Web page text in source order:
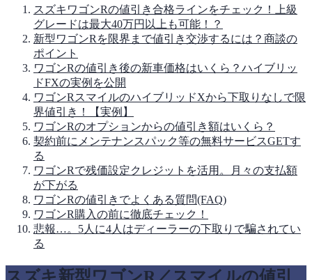
スズキワゴンRの値引き合格ラインをチェック！上級
グレードは最大40万円以上も可能！？
新型ワゴンRを限界まで値引き交渉するには？商談の
ポイント
ワゴンRの値引き後の新車価格はいくら？ハイブリッ
ドFXの実例を公開
ワゴンRスマイルのハイブリッドXから下取りなしで限
界値引き！【実例】
ワゴンRのオプションからの値引き額はいくら？
契約前にメンテナンスパック等の無料サービスGETす
る
ワゴンRで残価設定クレジットを活用。月々の支払額
が下がる
ワゴンRの値引きでよくある質問(FAQ)
ワゴンR購入の前に徹底チェック！
悲報…。5人に4人はディーラーの下取りで騙されてい
る
スズキ新型ワゴンR／スマイルの値引